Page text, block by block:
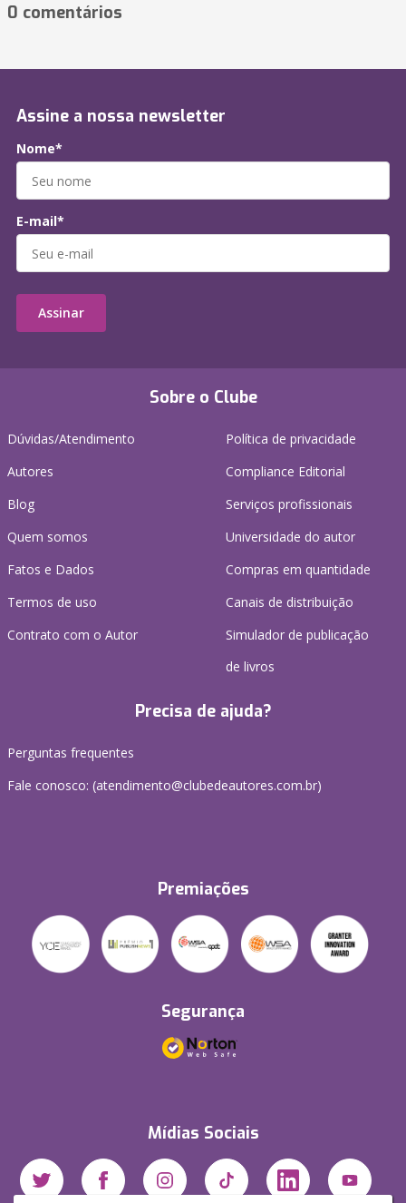
0 comentários
Sobre o Clube
Dúvidas/Atendimento
Autores
Blog
Quem somos
Fatos e Dados
Termos de uso
Contrato com o Autor
Política de privacidade
Compliance Editorial
Serviços profissionais
Universidade do autor
Compras em quantidade
Canais de distribuição
Simulador de publicação
de livros
Precisa de ajuda?
Perguntas frequentes
Fale conosco: (atendimento@clubedeautores.com.br)
Premiações
Segurança
Mídias Sociais
Assine a nossa newsletter
Nome*
E-mail*
Assinar